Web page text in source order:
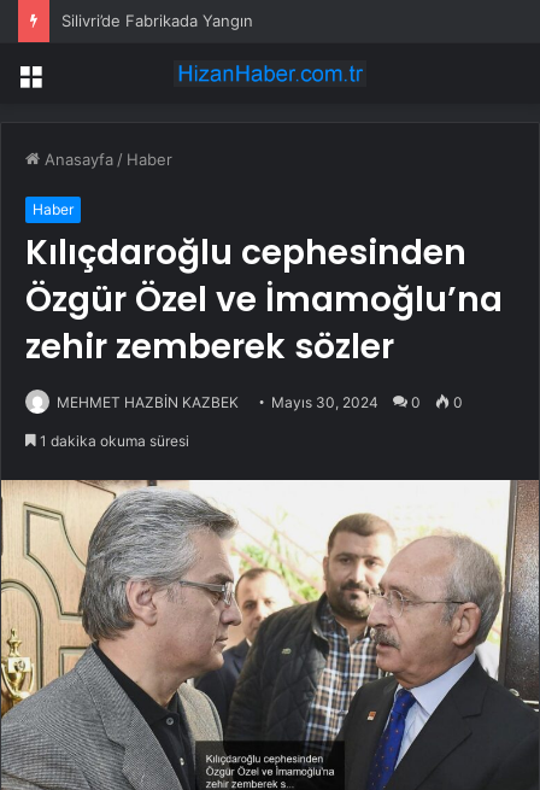
Silivri’de Fabrikada Yangın
Menü
Anasayfa / Haber
Haber
Kılıçdaroğlu cephesinden
Özgür Özel ve İmamoğlu’na
zehir zemberek sözler
MEHMET HAZBİN KAZBEK Mayıs 30, 2024 0 0
1 dakika okuma süresi